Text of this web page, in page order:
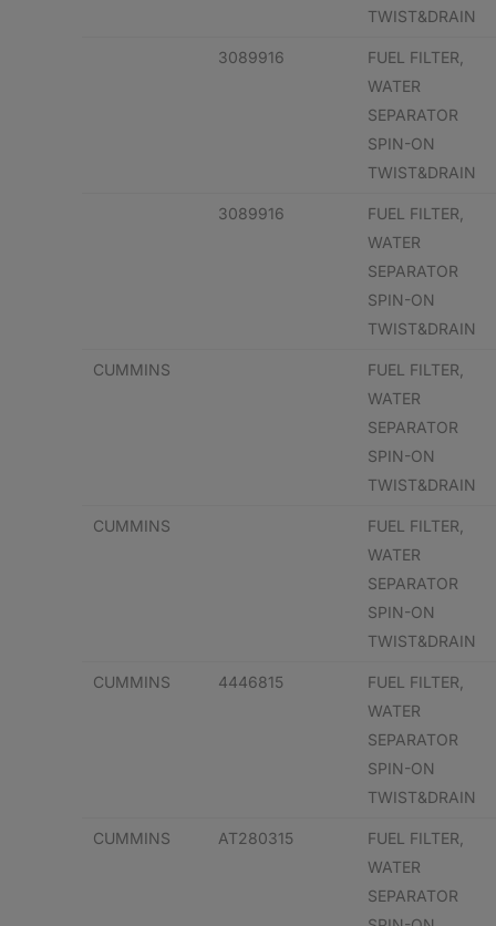
TWIST&DRAIN
3089916
FUEL FILTER,
WATER
SEPARATOR
SPIN-ON
TWIST&DRAIN
3089916
FUEL FILTER,
WATER
SEPARATOR
SPIN-ON
TWIST&DRAIN
CUMMINS
FUEL FILTER,
WATER
SEPARATOR
SPIN-ON
TWIST&DRAIN
CUMMINS
FUEL FILTER,
WATER
SEPARATOR
SPIN-ON
TWIST&DRAIN
CUMMINS 4446815
FUEL FILTER,
WATER
SEPARATOR
SPIN-ON
TWIST&DRAIN
CUMMINS AT280315
FUEL FILTER,
WATER
SEPARATOR